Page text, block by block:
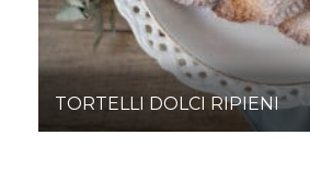
TORTELLI DOLCI RIPIENI